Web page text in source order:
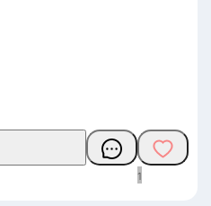
1